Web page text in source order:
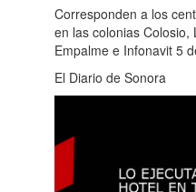
Corresponden a los
en las colonias Colosio,
Empalme e Infonavit 5
El Diario de Sonora